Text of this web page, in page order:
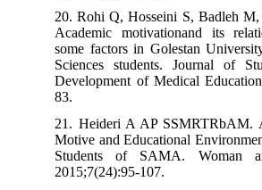
20. Rohi Q, Hosseini S, Badleh
Academic motivationand its
some factors in Golestan
Sciences students. Journal of
Development of Medical
83.
21. Heideri A AP SSMRTRbAM.
Motive and Educational
Students of SAMA. Woman
2015;7(24):95-107.